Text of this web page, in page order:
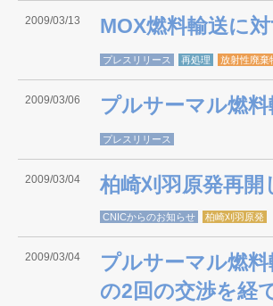
2009/03/13 MOX燃料輸送に
プレスリリース 再処理 放射性廃棄
2009/03/06 プルサーマル燃
プレスリリース
2009/03/04 柏崎刈羽原発再
CNICからのお知らせ 柏崎刈羽原発
2009/03/04
プルサーマル燃
の2回の交渉を経